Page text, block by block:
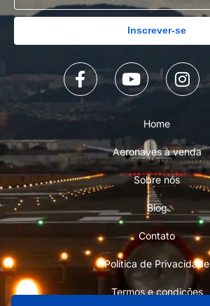
Inscrever-se
Home
Aeronaves à venda
Sobre nós
Blog
Contato
Política de Privacidade
Termos e condições